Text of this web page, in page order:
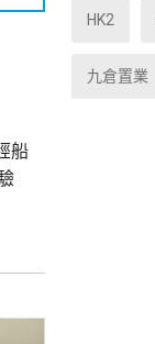
船
HK2
九倉置業